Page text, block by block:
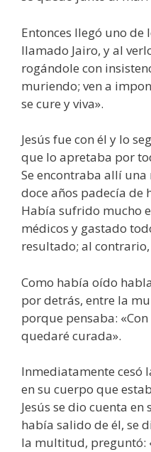
Entonces llegó uno de
llamado Jairo, y al
rogándole con
muriendo; ven a
se cure y viva».
Jesús fue con él y lo
que lo apretaba por
Se encontraba allí
doce años padecía de
Había sufrido mucho
médicos y gastado
resultado; al
Como había oído
por detrás, entre la
porque pensaba:
quedaré curada».
Inmediatamente cesó
en su cuerpo que
Jesús se dio cuenta
había salido de él, se
la multitud, preguntó: